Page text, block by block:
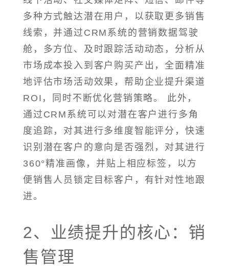
多种方式触达潜在用户，以获取更多销售
线索，并通过CRM系统的营销数据驾驶
舱，多方位、及时跟踪活动动态，分析从
市场成本投入到客户购买产出，全面精准
地评估市场活动效果，帮助企业提升渠道
ROI，同时不断优化营销策略。 此外，
通过CRM系统可以对潜在客户进行多角
度追踪，对其进行多维度智能评分，快速
识别潜在客户的意向是否强烈，对其进行
360°精准画像，并贴上相应标签，以方
便销售人员锁定目标客户，有针对性地跟
进。
2、业绩提升的核心：销
售管理